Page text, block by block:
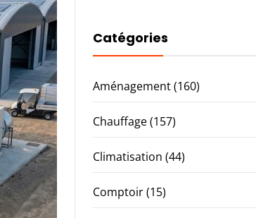
Catégories
Aménagement(160)
Chauffage(157)
Climatisation (44)
Comptoir(15)